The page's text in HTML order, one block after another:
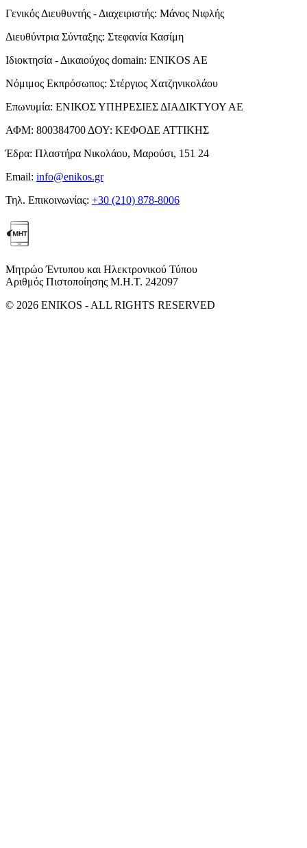
Γενικός Διευθυντής - Διαχειριστής: Μάνος Νιφλής
Διευθύντρια Σύνταξης: Στεφανία Κασίμη
Ιδιοκτησία - Δικαιούχος domain: ENIKOS AE
Νόμιμος Εκπρόσωπος: Στέργιος Χατζηνικολάου
Επωνυμία: ΕΝΙΚΟΣ ΥΠΗΡΕΣΙΕΣ ΔΙΑΔΙΚΤΥΟΥ ΑΕ
ΑΦΜ: 800384700 ΔΟΥ: ΚΕΦΟΔΕ ΑΤΤΙΚΗΣ
Έδρα: Πλαστήρα Νικολάου, Μαρούσι, 151 24
Email: info@enikos.gr
Τηλ. Επικοινωνίας: +30 (210) 878-8006
Μητρώο Έντυπου και Ηλεκτρονικού Τύπου
Αριθμός Πιστοποίησης Μ.Η.Τ. 242097
© 2026 ENIKOS - ALL RIGHTS RESERVED